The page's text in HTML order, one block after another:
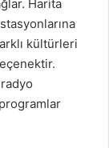
Harita
kültürleri